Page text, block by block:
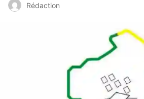
Rédaction